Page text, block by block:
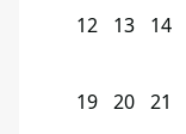
12 13 14
19 20 21